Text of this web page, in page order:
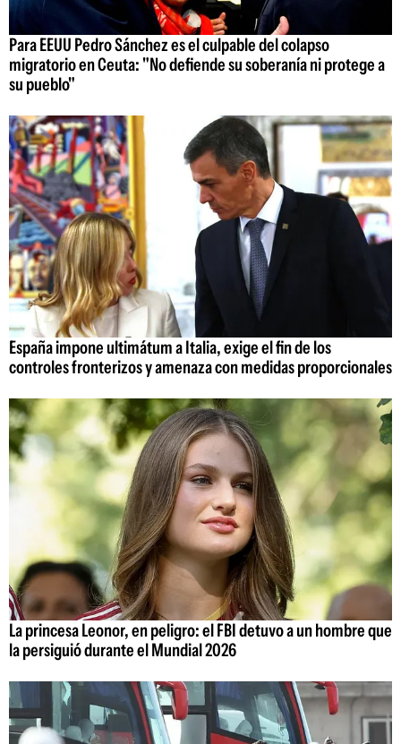
Para EEUU Pedro Sánchez es el culpable del colapso
migratorio en Ceuta: "No defiende su soberanía ni protege a
su pueblo"
España impone ultimátum a Italia, exige el fin de los
controles fronterizos y amenaza con medidas proporcionales
La princesa Leonor, en peligro: el FBI detuvo a un hombre que
la persiguió durante el Mundial 2026